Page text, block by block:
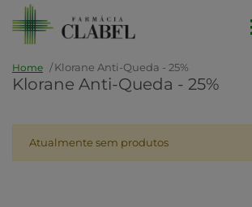
Home Klorane Anti-Queda - 25%
Klorane Anti-Queda - 25%
Atualmente sem produtos